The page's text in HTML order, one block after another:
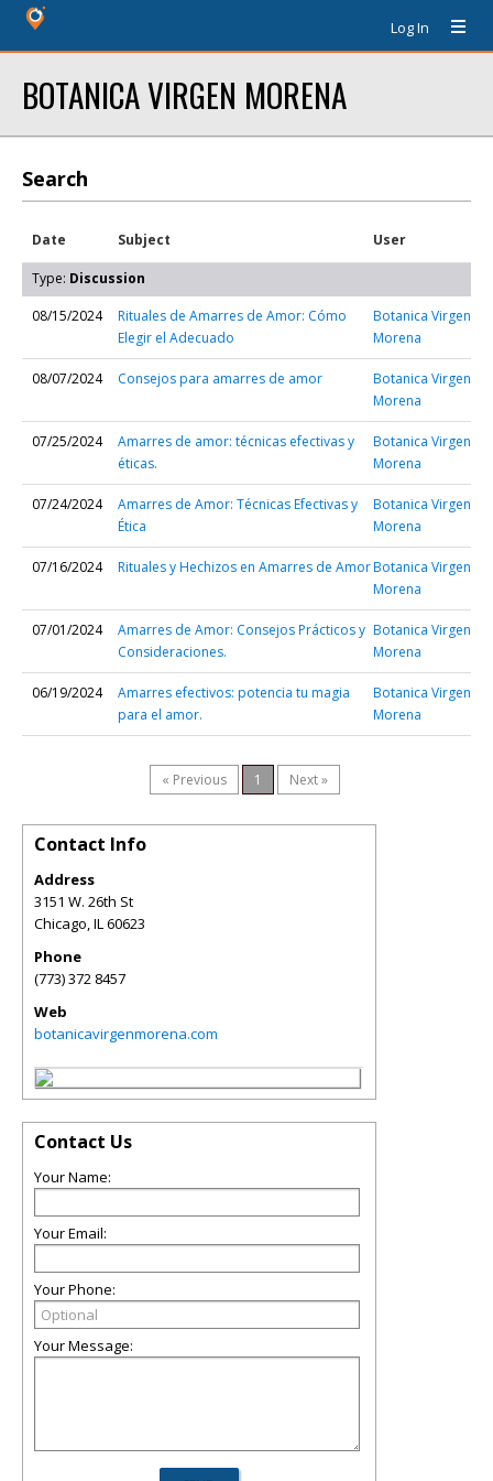
Log In
BOTANICA VIRGEN MORENA
Search
Date Subject User
Type: Discussion
08/15/2024
Rituales de Amarres de Amor: Cómo
Elegir el Adecuado
Botanica Virgen
Morena
08/07/2024 Consejos para amarres de amor
Botanica Virgen
Morena
07/25/2024
Amarres de amor: técnicas efectivas y
éticas.
Botanica Virgen
Morena
07/24/2024
Amarres de Amor: Técnicas Efectivas y
Ética
Botanica Virgen
Morena
07/16/2024 Rituales y Hechizos en Amarres de AmorBotanica Virgen
Morena
07/01/2024
Amarres de Amor: Consejos Prácticos y
Consideraciones.
Botanica Virgen
Morena
06/19/2024
Amarres efectivos: potencia tu magia
para el amor.
Botanica Virgen
Morena
« Previous 1 Next »
Contact Info
Address
3151 W. 26th St
Chicago,IL60623
Phone
(773) 372 8457
Web
botanicavirgenmorena.com
Contact Us
Your Name:
Your Email:
Your Phone:
Your Message: